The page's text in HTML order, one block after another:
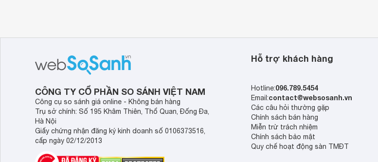
CÔNG TY CỔ PHẦN SO SÁNH VIỆT NAM
Công cụ so sánh giá online - Không bán hàng
Trụ sở chính: Số 195 Khâm Thiên, Thổ Quan, Đống Đa,
Hà Nội
Giấy chứng nhận đăng ký kinh doanh số 0106373516,
cấp ngày 02/12/2013
Hỗ trợ khách hàng
Hotline:096.789.5454
Email:contact@websosanh.vn
Các câu hỏi thường gặp
Chính sách bán hàng
Miễn trừ trách nhiệm
Chính sách bảo mật
Quy chế hoạt động sàn TMĐT